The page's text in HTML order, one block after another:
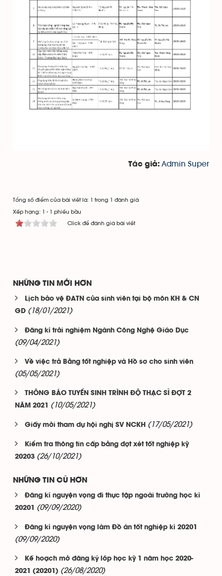
Tác giả: Admin Super
Tổng số điểm của bài viết là: 1 trong 1 đánh giá
Xếp hạng: 1 - 1 phiếu bầu
Click để đánh giá bài viết
NHỮNG TIN MỚI HƠN
Lịch bảo vệ ĐATN của sinh viên tại bộ môn KH & CN
GD (18/01/2021)
Đăng kí trải nghiệm Ngành Công Nghệ Giáo Dục
(09/04/2021)
Về việc trả Bằng tốt nghiệp và Hồ sơ cho sinh viên
(05/05/2021)
THÔNG BÁO TUYỂN SINH TRÌNH ĐỘ THẠC SĨ ĐỢT 2
NĂM 2021
(10/05/2021)
Giấy mời tham dự hội nghị SV NCKH (17/05/2021)
Kiểm tra thông tin cấp bằng đợt xét tốt nghiệp kỳ
20203 (26/10/2021)
NHỮNG TIN CŨ HƠN
Đăng kí nguyện vọng đi thực tập ngoài trường học kì
20201
(09/09/2020)
Đăng kí nguyện vọng làm Đồ án tốt nghiệp kì 20201
(09/09/2020)
Kế hoạch mở đăng ký lớp học kỳ 1 năm học 2020-
2021 (20201) (26/08/2020)